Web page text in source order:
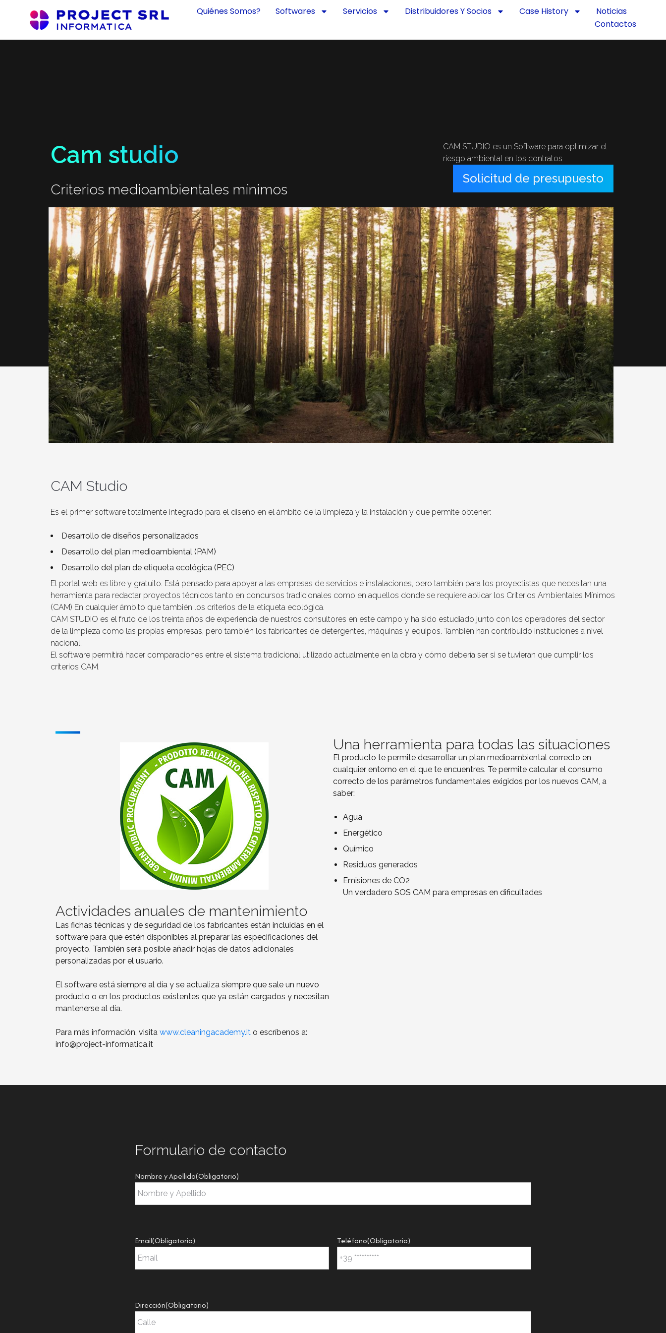
Quiénes Somos? Softwares Servicios Distribuidores Y Socios Case History
Noticias
Contactos
Cam studio
Criterios medioambientales mínimos
CAM STUDIO es un Software para optimizar el
riesgo ambiental en los contratos
Solicitud de presupuesto
CAM Studio
Es el primer software totalmente integrado para el diseño en el ámbito de la limpieza y la instalación y que permite obtener:
Desarrollo de diseños personalizados
Desarrollo del plan medioambiental (PAM)
Desarrollo del plan de etiqueta ecológica (PEC)
El portal web es libre y gratuito. Está pensado para apoyar a las empresas de servicios e instalaciones, pero también para los proyectistas que necesitan una
herramienta para redactar proyectos técnicos tanto en concursos tradicionales como en aquellos donde se requiere aplicar los Criterios Ambientales Mínimos
(CAM) En cualquier ámbito que también los criterios de la etiqueta ecológica.
CAM STUDIO es el fruto de los treinta años de experiencia de nuestros consultores en este campo y ha sido estudiado junto con los operadores del sector
de la limpieza como las propias empresas, pero también los fabricantes de detergentes, máquinas y equipos. También han contribuido instituciones a nivel
nacional.
El software permitirá hacer comparaciones entre el sistema tradicional utilizado actualmente en la obra y cómo debería ser si se tuvieran que cumplir los
criterios CAM.
Una herramienta para todas las situaciones
El producto te permite desarrollar un plan medioambiental correcto en
cualquier entorno en el que te encuentres. Te permite calcular el consumo
correcto de los parámetros fundamentales exigidos por los nuevos CAM, a
saber:
Agua
Energético
Químico
Residuos generados
Emisiones de CO2
Un verdadero SOS CAM para empresas en dificultades
Actividades anuales de mantenimiento
Las fichas técnicas y de seguridad de los fabricantes están incluidas en el
software para que estén disponibles al preparar las especificaciones del
proyecto. También será posible añadir hojas de datos adicionales
personalizadas por el usuario.
El software está siempre al día y se actualiza siempre que sale un nuevo
producto o en los productos existentes que ya están cargados y necesitan
mantenerse al día.
Para más información, visita www.cleaningacademy.it o escríbenos a:
info@project-informatica.it
Formulario de contacto
Nombre y Apellido(Obligatorio)
Email(Obligatorio) Teléfono(Obligatorio)
Dirección(Obligatorio)